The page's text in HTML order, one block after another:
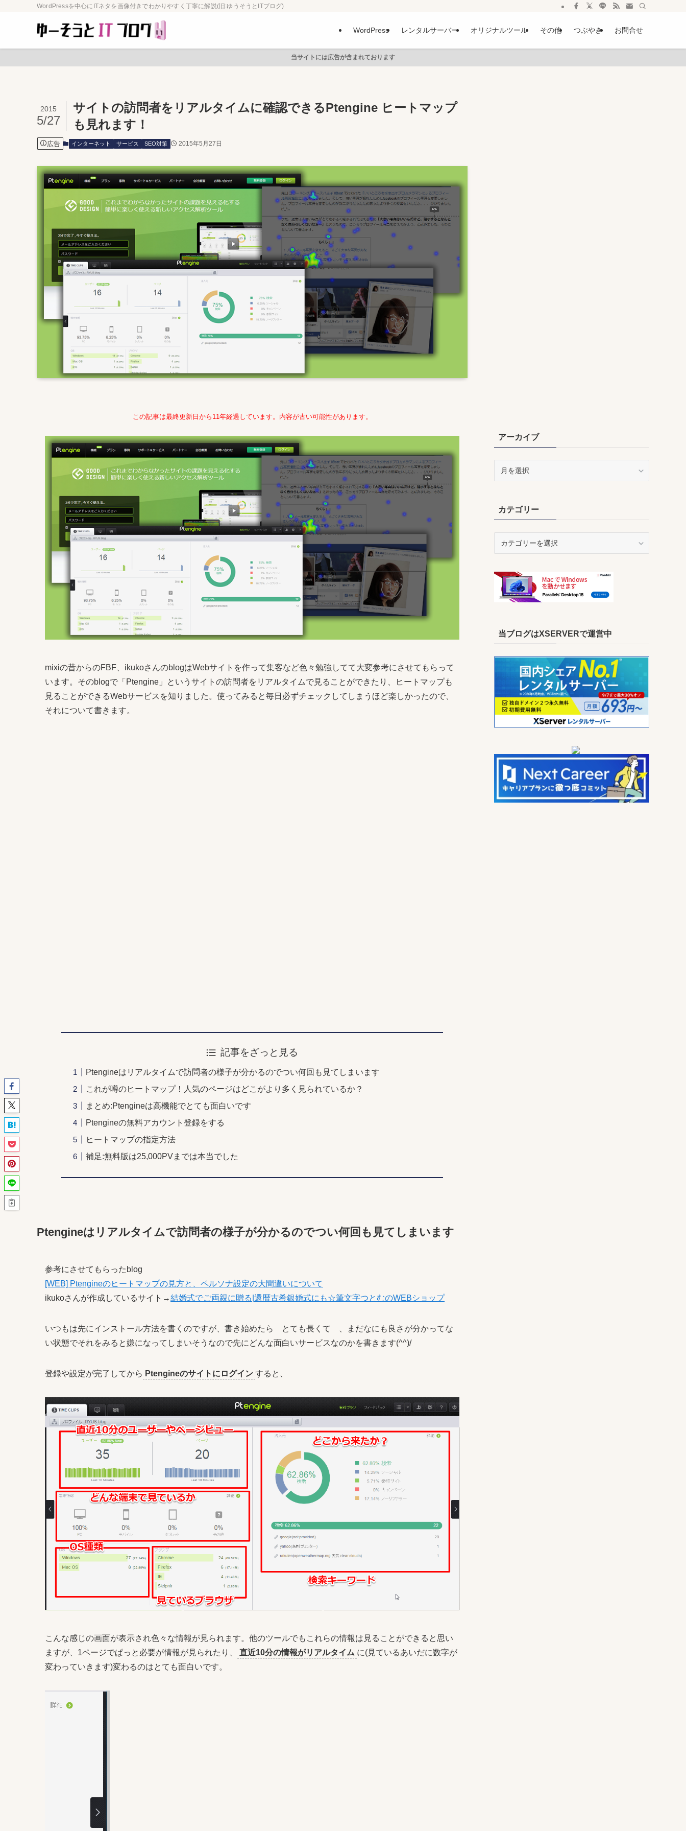
WordPressを中心にITネタを画像付きでわかりやすく丁寧に解説(旧:ゆうそうとITブログ)
WordPress レンタルサーバー オリジナルツール その他 つぶやき お問合せ
当サイトには広告が含まれております
サイトの訪問者をリアルタイムに確認できるPtengine ヒートマップ
も見れます！
2015
5/27
広告 インターネット サービス SEO対策 2015年5月27日
この記事は最終更新日から11年経過しています。内容が古い可能性があります。
mixiの昔からのFBF、ikukoさんのblogはWebサイトを作って集客など色々勉強してて大変参考にさせてもらって
います。そのblogで「Ptengine」というサイトの訪問者をリアルタイムで見ることができたり、ヒートマップも
見ることができるWebサービスを知りました。使ってみると毎日必ずチェックしてしまうほど楽しかったので、
それについて書きます。
記事をざっと見る
Ptengineはリアルタイムで訪問者の様子が分かるのでつい何回も見てしまいます
これが噂のヒートマップ！人気のページはどこがより多く見られているか？
まとめ:Ptengineは高機能でとても面白いです
Ptengineの無料アカウント登録をする
ヒートマップの指定方法
補足:無料版は25,000PVまでは本当でした
Ptengineはリアルタイムで訪問者の様子が分かるのでつい何回も見てしまいます
参考にさせてもらったblog
[WEB] Ptengineのヒートマップの見方と、ペルソナ設定の大間違いについて
ikukoさんが作成しているサイト→結婚式でご両親に贈る|還暦古希銀婚式にも☆筆文字つとむのWEBショップ
いつもは先にインストール方法を書くのですが、書き始めたら とても長くて 、まだなにも良さが分かってな
い状態でそれをみると嫌になってしまいそうなので先にどんな面白いサービスなのかを書きます(^^)/
登録や設定が完了してから Ptengineのサイトにログイン すると、
こんな感じの画面が表示され色々な情報が見られます。他のツールでもこれらの情報は見ることができると思い
ますが、1ページでぱっと必要が情報が見られたり、
直近10分の情報がリアルタイム に(見ているあいだに数字が
変わっていきます)変わるのはとても面白いです。
アーカイブ
ブカテゴリー
リ
当ブログはXSERVERで運営中